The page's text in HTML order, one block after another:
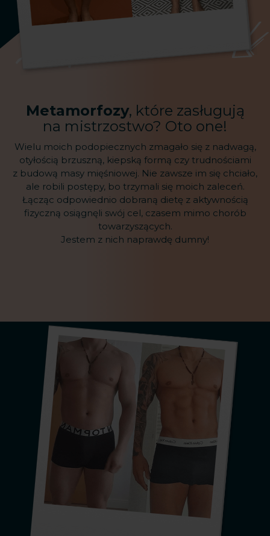
Metamorfozy, które zasługują
na mistrzostwo? Oto one!
Wielu moich podopiecznych zmagało się z nadwagą,
otyłością brzuszną, kiepską formą czy trudnościami
z budową masy mięśniowej. Nie zawsze im się chciało,
ale robili postępy, bo trzymali się moich zaleceń.
Łącząc odpowiednio dobraną dietę z aktywnością
fizyczną osiągnęli swój cel, czasem mimo chorób
towarzyszących.
Jestem z nich naprawdę dumny!